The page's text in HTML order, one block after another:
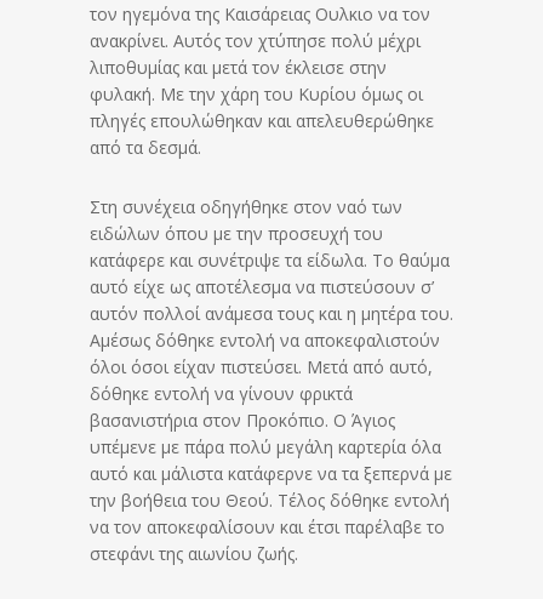
τον ηγεμόνα της Καισάρειας Ουλκιο να τον
ανακρίνει. Αυτός τον χτύπησε πολύ μέχρι
λιποθυμίας και μετά τον έκλεισε στην
φυλακή. Με την χάρη του Κυρίου όμως οι
πληγές επουλώθηκαν και απελευθερώθηκε
από τα δεσμά.
Στη συνέχεια οδηγήθηκε στον ναό των
ειδώλων όπου με την προσευχή του
κατάφερε και συνέτριψε τα είδωλα. Το θαύμα
αυτό είχε ως αποτέλεσμα να πιστεύσουν σ’
αυτόν πολλοί ανάμεσα τους και η μητέρα του.
Αμέσως δόθηκε εντολή να αποκεφαλιστούν
όλοι όσοι είχαν πιστεύσει. Μετά από αυτό,
δόθηκε εντολή να γίνουν φρικτά
βασανιστήρια στον Προκόπιο. Ο Άγιος
υπέμενε με πάρα πολύ μεγάλη καρτερία όλα
αυτό και μάλιστα κατάφερνε να τα ξεπερνά με
την βοήθεια του Θεού. Τέλος δόθηκε εντολή
να τον αποκεφαλίσουν και έτσι παρέλαβε το
στεφάνι της αιωνίου ζωής.